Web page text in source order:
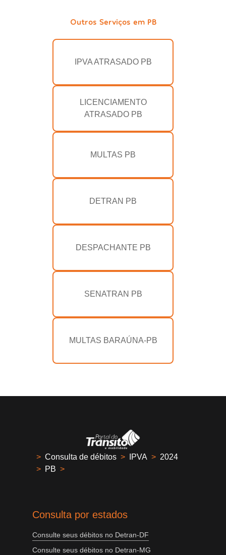
Outros Serviços em PB
IPVA ATRASADO PB
LICENCIAMENTO
ATRASADO PB
MULTAS PB
DETRAN PB
DESPACHANTE PB
SENATRAN PB
MULTAS BARAÚNA-PB
> Consulta de débitos > IPVA > 2024
> PB >
Consulta por estados
Consulte seus débitos no Detran-DF
Consulte seus débitos no Detran-MG